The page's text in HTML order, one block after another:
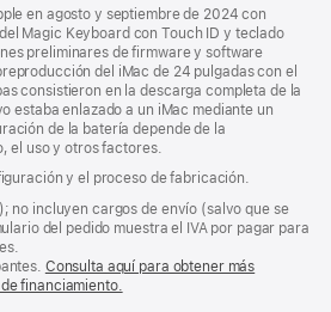
en agosto y septiembre de 2024 con
Magic Keyboard con Touch ID y teclado
preliminares de firmware y software
del iMac de 24 pulgadas con el
consistieron en la descarga completa de la
estaba enlazado a un iMac mediante un
de la batería depende de la
el uso y otros factores.
y el proceso de fabricación.
no incluyen cargos de envío (salvo que se
del pedido muestra el IVA por pagar para
Consulta aquí para obtener más
financiamiento.